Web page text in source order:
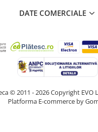
DATE COMERCIALE
© 2011 - 2026 Copyright EVO
Platforma E-commerce by